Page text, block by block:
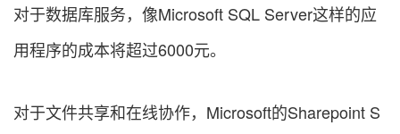
对于数据库服务，像Microsoft SQL Server这样的应
用程序的成本将超过6000元。
对于文件共享和在线协作，Microsoft的Sharepoint S